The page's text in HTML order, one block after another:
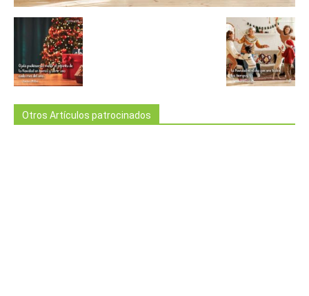
Otros Artículos patrocinados